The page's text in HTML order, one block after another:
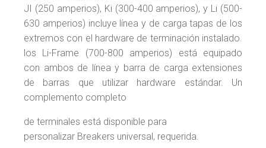
JI (250 amperios), Ki (300-400 amperios), y Li (500-
630 amperios) incluye línea y de carga tapas de los
extremos con el hardware de terminación instalado.
los Li-Frame (700-800 amperios) está equipado
con ambos de línea y barra de carga extensiones
de barras que utilizar hardware estándar. Un
complemento completo
de terminales está disponible para
personalizar Breakers universal, requerida.